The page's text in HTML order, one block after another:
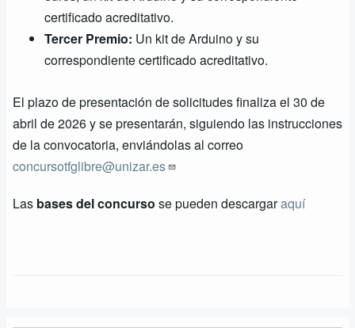
certificado acreditativo.
Tercer Premio: Un kit de Arduino y su
correspondiente certificado acreditativo.
El plazo de presentación de solicitudes finaliza el 30 de
abril de 2026 y se presentarán, siguiendo las instrucciones
de la convocatoria, enviándolas al correo
concursotfglibre@unizar.es
Las bases del concurso se pueden descargaraquí